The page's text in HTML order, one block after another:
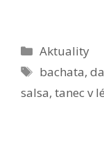
Rubriky
Aktuality
Štítky
bachata,
salsa, tanec v